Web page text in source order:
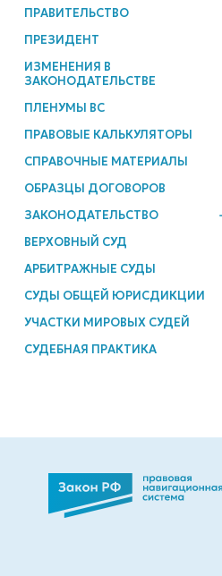
ПРАВИТЕЛЬСТВО
ПРЕЗИДЕНТ
ИЗМЕНЕНИЯ В
ЗАКОНОДАТЕЛЬСТВЕ
ПЛЕНУМЫ ВС
ПРАВОВЫЕ КАЛЬКУЛЯТОРЫ
СПРАВОЧНЫЕ МАТЕРИАЛЫ
ОБРАЗЦЫ ДОГОВОРОВ
ЗАКОНОДАТЕЛЬСТВО
ВЕРХОВНЫЙ СУД
АРБИТРАЖНЫЕ СУДЫ
СУДЫ ОБЩЕЙ ЮРИСДИКЦИИ
УЧАСТКИ МИРОВЫХ СУДЕЙ
СУДЕБНАЯ ПРАКТИКА